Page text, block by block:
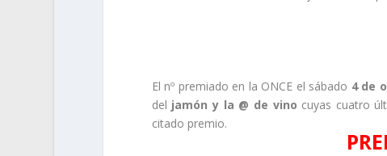
El nº premiado en la ONCE el sábado 4 de
del jamón y la @ de vino cuyas cuatro
citado premio.